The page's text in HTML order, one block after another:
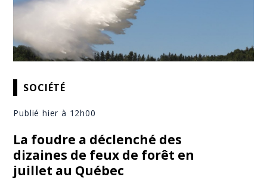
SOCIÉTÉ
Publié hier à 12h00
La foudre a déclenché des
dizaines de feux de forêt en
juillet au Québec